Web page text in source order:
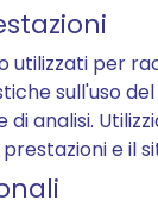
utilizzati per
sull'uso
analisi.
e il